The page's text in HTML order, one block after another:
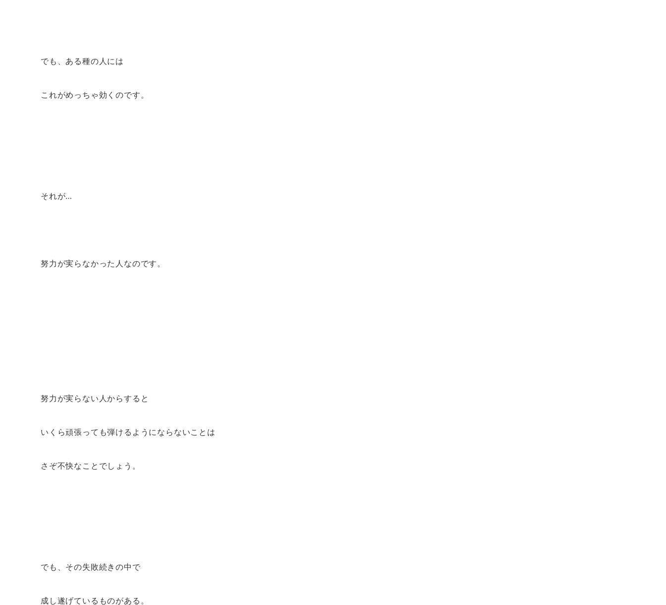
でも、ある種の人には
これがめっちゃ効くのです。
それが…
努力が実らなかった人なのです。
努力が実らない人からすると
いくら頑張っても弾けるようにならないことは
さぞ不快なことでしょう。
でも、その失敗続きの中で
成し遂げているものがある。